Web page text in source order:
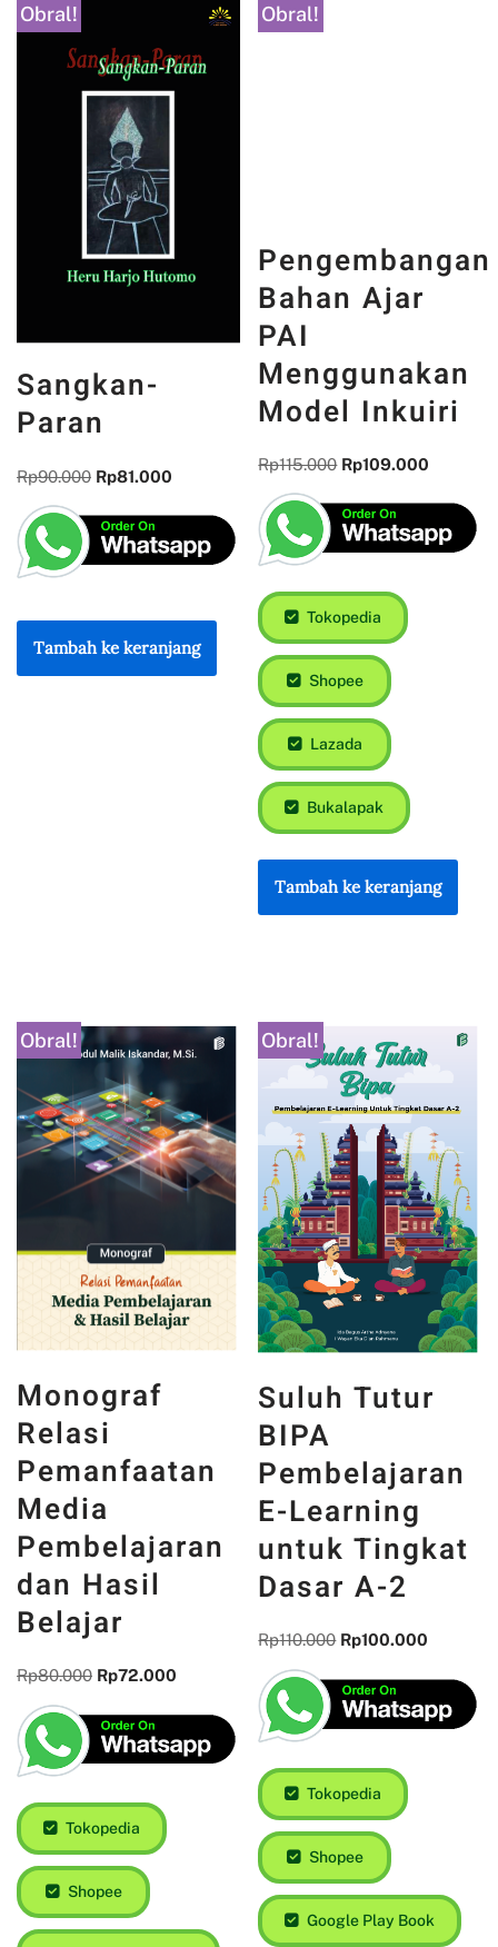
Obral!
Sangkan-
Paran
Rp90.000 Rp81.000
Tambah ke keranjang
Obral!
Pengembangan
Bahan Ajar
PAI
Menggunakan
Model Inkuiri
Rp115.000 Rp109.000
Tokopedia
Shopee
Lazada
Bukalapak
Tambah ke keranjang
Obral!
Monograf
Relasi
Pemanfaatan
Media
Pembelajaran
dan Hasil
Belajar
Rp80.000 Rp72.000
Tokopedia
Shopee
Obral!
Suluh Tutur
BIPA
Pembelajaran
E-Learning
untuk Tingkat
Dasar A-2
Rp110.000 Rp100.000
Tokopedia
Shopee
Google Play Book